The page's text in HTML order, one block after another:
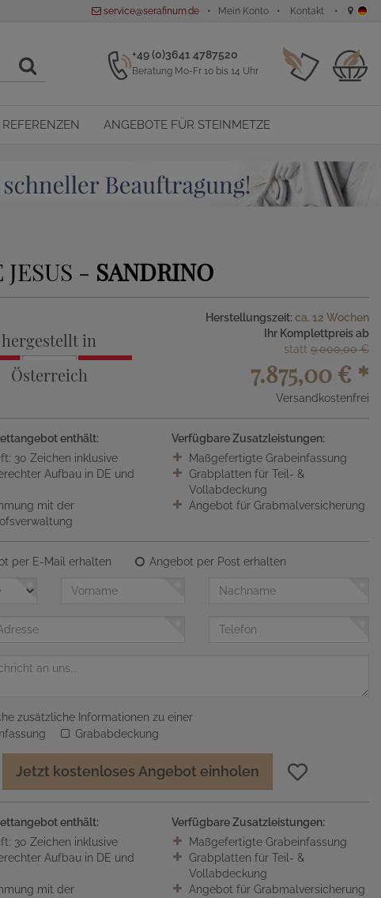
service@serafinum.de Mein Konto Kontakt
+49 (0)3641 4787520
Beratung Mo-Fr 10 bis 14 Uhr
REFERENZEN ANGEBOTE FÜR STEINMETZE
- SANDRINO
hergestellt in
Österreich
Herstellungszeit: ca. 12 Wochen
Ihr Komplettpreis ab
statt 9.000,00 €
7.875,00 € *
Versandkostenfrei
enthält:
30 Zeichen inklusive
Aufbau in DE und
mit der
Verfügbare Zusatzleistungen:
Maßgefertigte Grabeinfassung
Grabplatten für Teil- &
Vollabdeckung
Angebot für Grabmalversicherung
per E-Mail erhalten
Angebot per Post erhalten
Vorname Nachname
Telefon
zusätzliche Informationen zu einer
Grababdeckung
Jetzt kostenloses Angebot einholen
enthält:
30 Zeichen inklusive
Aufbau in DE und
mit der
Verfügbare Zusatzleistungen:
Maßgefertigte Grabeinfassung
Grabplatten für Teil- &
Vollabdeckung
Angebot für Grabmalversicherung